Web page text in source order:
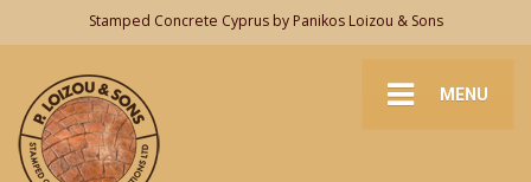
Stamped Concrete Cyprus by Panikos Loizou & Sons
MENU